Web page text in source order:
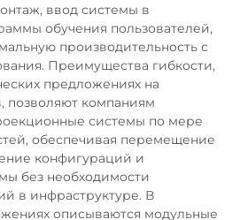
ввод системы в
обучения пользователей,
производительность с
Преимущества гибкости,
предложениях на
позволяют компаниям
системы по мере
обеспечивая перемещение
конфигураций и
без необходимости
в инфраструктуре. В
описываются модульные